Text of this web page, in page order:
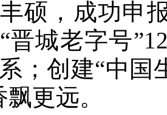
硕，成功申
晋城老字号
；创建“中国
更远。